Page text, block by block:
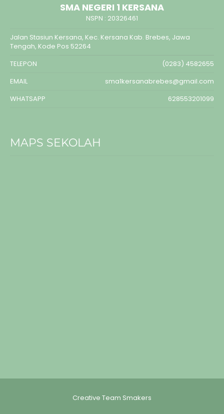
SMA NEGERI 1 KERSANA
NSPN : 20326461
Jalan Stasiun Kersana, Kec. Kersana Kab. Brebes, Jawa
Tengah, Kode Pos 52264
TELEPON
(0283) 4582655
EMAIL
sma1kersanabrebes@gmail.com
WHATSAPP
628553201099
MAPS SEKOLAH
Creative Team Smakers